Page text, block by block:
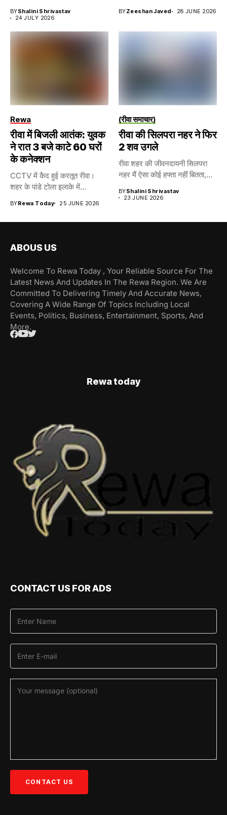
BYShalini Shrivastav
24 JULY 2026
BYZeeshan Javed 28 JUNE 2026
Rewa
रीवा में बिजली आतंक: युवक
ने रात 3 बजे काटे 60 घरों
के कनेक्शन
CCTV में कैद हुई करतूत रीवा।
शहर के पांडे टोला इलाके में...
BYRewa Today 25 JUNE 2026
(रीवा समाचार)
रीवा की सिलपरा नहर ने फिर
2 शव उगले
रीवा शहर की जीवनदायनी सिलपरा
नहर मैं ऐसा कोई हफ्ता नहीं बितता,...
BYShalini Shrivastav
23 JUNE 2026
ABOUS US
Welcome To Rewa Today , Your Reliable Source For The
Latest News And Updates In The Rewa Region. We Are
Committed To Delivering Timely And Accurate News,
Covering A Wide Range Of Topics Including Local
Events, Politics, Business, Entertainment, Sports, And
More.
Rewa today
CONTACT US FOR ADS